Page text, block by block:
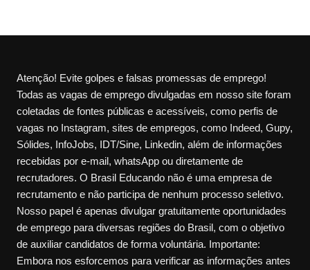
Atenção! Evite golpes e falsas promessas de emprego!
Todas as vagas de emprego divulgadas em nosso site foram
coletadas de fontes públicas e acessíveis, como perfis de
vagas no Instagram, sites de empregos, como Indeed, Gupy,
Sólides, InfoJobs, IDT/Sine, Linkedin, além de informações
recebidas por e-mail, whatsApp ou diretamente de
recrutadores. O Brasil Educando não é uma empresa de
recrutamento e não participa de nenhum processo seletivo.
Nosso papel é apenas divulgar gratuitamente oportunidades
de emprego para diversas regiões do Brasil, com o objetivo
de auxiliar candidatos de forma voluntária. Importante:
Embora nos esforcemos para verificar as informações antes